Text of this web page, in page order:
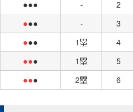
●●● - 2
●●● - 3
●●● 1塁 4
●●● 1塁 5
●●● 2塁 6